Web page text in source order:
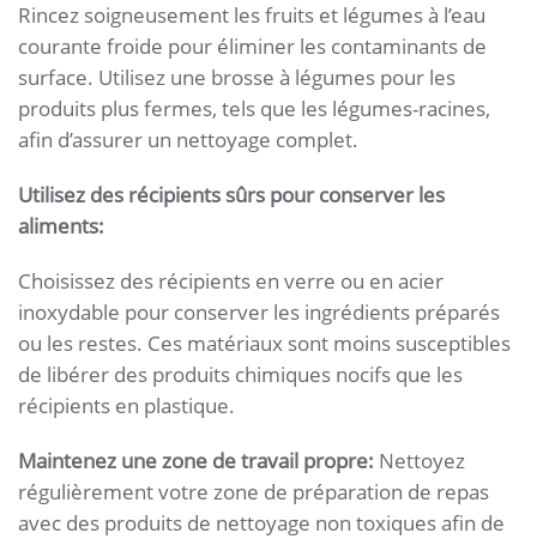
Rincez soigneusement les fruits et légumes à l’eau
courante froide pour éliminer les contaminants de
surface. Utilisez une brosse à légumes pour les
produits plus fermes, tels que les légumes-racines,
afin d’assurer un nettoyage complet.
Utilisez des récipients sûrs pour conserver les
aliments:
Choisissez des récipients en verre ou en acier
inoxydable pour conserver les ingrédients préparés
ou les restes. Ces matériaux sont moins susceptibles
de libérer des produits chimiques nocifs que les
récipients en plastique.
Maintenez une zone de travail propre: Nettoyez
régulièrement votre zone de préparation de repas
avec des produits de nettoyage non toxiques afin de